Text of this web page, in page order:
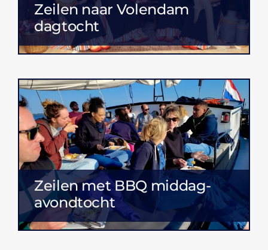
Zeilen naar Volendam
dagtocht
Zeilen met BBQ middag-
avondtocht